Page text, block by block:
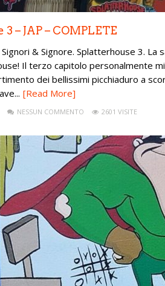
– JAP – COMPLETE
Signori & Signore. Splatterhouse 3.
Il terzo capitolo personalmente
dei bellissimi picchiaduro a
[Read More]
NESSUN COMMENTO 2601 VISITE